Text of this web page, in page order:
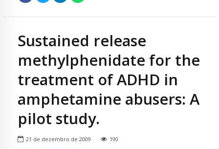
Sustained release
methylphenidate for the
treatment of ADHD in
amphetamine abusers: A
pilot study.
21 de dezembro de 2009 190